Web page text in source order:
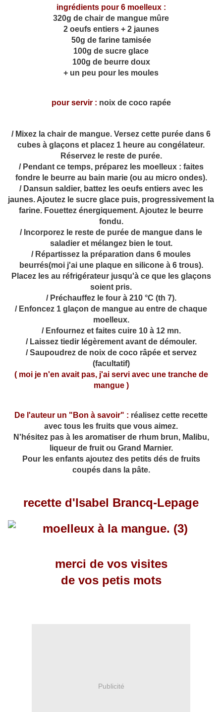
ingrédients pour 6 moelleux :
320g de chair de mangue mûre
2 oeufs entiers + 2 jaunes
50g de farine tamisée
100g de sucre glace
100g de beurre doux
+ un peu pour les moules
pour servir : noix de coco rapée
/ Mixez la chair de mangue. Versez cette purée dans 6
cubes à glaçons et placez 1 heure au congélateur.
Réservez le reste de purée.
/ Pendant ce temps, préparez les moelleux : faites
fondre le beurre au bain marie (ou au micro ondes).
/ Dansun saldier, battez les oeufs entiers avec les
jaunes. Ajoutez le sucre glace puis, progressivement la
farine. Fouettez énergiquement. Ajoutez le beurre
fondu.
/ Incorporez le reste de purée de mangue dans le
saladier et mélangez bien le tout.
/ Répartissez la préparation dans 6 moules
beurrés(moi j'ai une plaque en silicone à 6 trous).
Placez les au réfrigérateur jusqu'à ce que les glaçons
soient pris.
/ Préchauffez le four à 210 °C (th 7).
/ Enfoncez 1 glaçon de mangue au entre de chaque
moelleux.
/ Enfournez et faites cuire 10 à 12 mn.
/ Laissez tiedir légèrement avant de démouler.
/ Saupoudrez de noix de coco râpée et servez
(facultatif)
( moi je n'en avait pas, j'ai servi avec une tranche de
mangue )
De l'auteur un "Bon à savoir" : réalisez cette recette
avec tous les fruits que vous aimez.
N'hésitez pas à les aromatiser de rhum brun, Malibu,
liqueur de fruit ou Grand Marnier.
Pour les enfants ajoutez des petits dés de fruits
coupés dans la pâte.
recette d'Isabel Brancq-Lepage
merci de vos visites
de vos petis mots
Publicité